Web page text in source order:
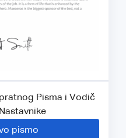
Pisma i Vodič
pismo